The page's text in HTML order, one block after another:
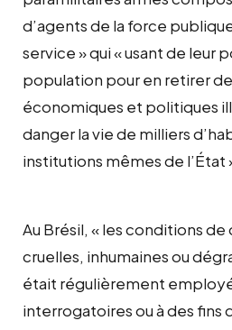
d’agents de la force
service » qui « usant de leur
population pour en retirer
économiques et politiques
danger la vie de milliers
institutions mêmes de l’État
Au Brésil, « les conditions
cruelles, inhumaines ou
était régulièrement
interrogatoires ou à des fins